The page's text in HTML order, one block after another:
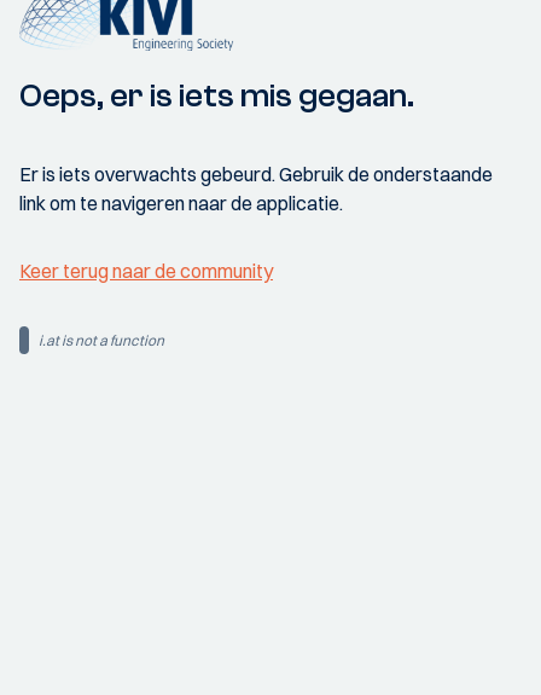
Oeps, er is iets mis gegaan.
Er is iets overwachts gebeurd. Gebruik de onderstaande
link om te navigeren naar de applicatie.
Keer terug naar de community
i.at is not a function